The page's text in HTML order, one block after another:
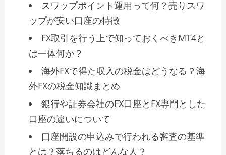
スワップポイント運用って何？売りスワ
ップが安い口座の特徴
FX取引を行う上で知っておくべきMT4と
は一体何か？
海外FXで得た収入の税金はどうなる？海
外FXの税金知識まとめ
銀行や証券会社のFX口座とFX専門とした
口座の違いについて
口座開設の申込みで行われる審査の基準
とは？落ちるのはどんな人？